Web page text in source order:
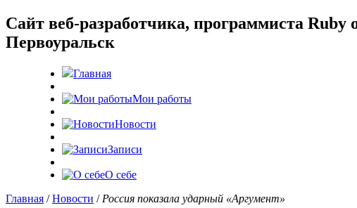
Cайт веб-разработчика, программиста
Первоуральск
Главная
Мои работы
Новости
Записи
О себе
Главная /Новости / Россия показала ударный «Аргумент»